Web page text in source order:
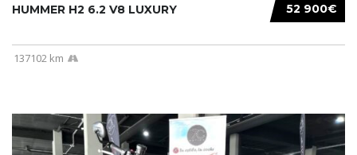
52 900€
HUMMER H2 6.2 V8 LUXURY
137102 km